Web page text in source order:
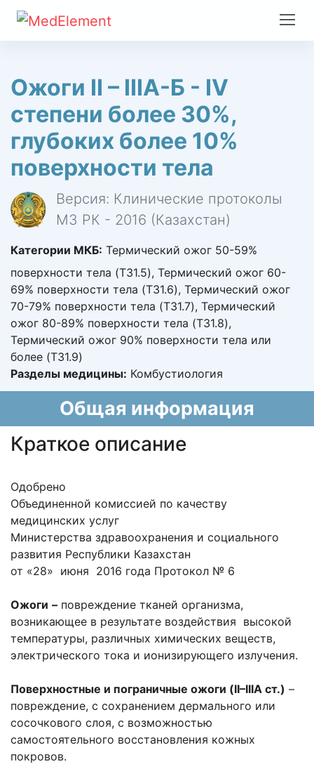
Ожоги II – IIIA-Б - IV
степени более 30%,
глубоких более 10%
поверхности тела
Версия: Клинические протоколы
МЗ РК - 2016 (Казахстан)
Категории МКБ: Термический ожог 50-59%
поверхности тела (T31.5), Термический ожог 60-
69% поверхности тела (T31.6), Термический ожог
70-79% поверхности тела (T31.7), Термический
ожог 80-89% поверхности тела (T31.8),
Термический ожог 90% поверхности тела или
более (T31.9)
Разделы медицины: Комбустиология
Общая информация
Краткое описание
Одобрено
Объединенной комиссией по качеству
медицинских услуг
Министерства здравоохранения и социального
развития Республики Казахстан
от «28» июня 2016 года Протокол № 6
Ожоги – повреждение тканей организма,
возникающее в результате воздействия высокой
температуры, различных химических веществ,
электрического тока и ионизирующего излучения.
Поверхностные и пограничные ожоги (II–IIIA ст.) –
повреждение, с сохранением дермального или
сосочкового слоя, с возможностью
самостоятельного восстановления кожных
покровов.